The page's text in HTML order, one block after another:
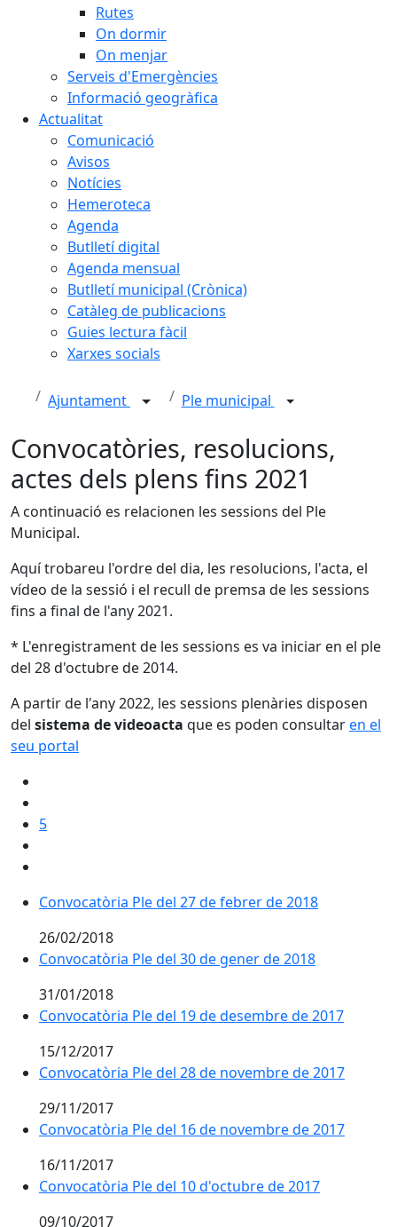
Rutes
On dormir
On menjar
Serveis d'Emergències
Informació geogràfica
Actualitat
Comunicació
Avisos
Notícies
Hemeroteca
Agenda
Butlletí digital
Agenda mensual
Butlletí municipal (Crònica)
Catàleg de publicacions
Guies lectura fàcil
Xarxes socials
Ajuntament Ple municipal
Convocatòries, resolucions,
actes dels plens fins 2021
A continuació es relacionen les sessions del Ple
Municipal.
Aquí trobareu l'ordre del dia, les resolucions, l'acta, el
vídeo de la sessió i el recull de premsa de les sessions
fins a final de l'any 2021.
* L'enregistrament de les sessions es va iniciar en el ple
del 28 d'octubre de 2014.
A partir de l'any 2022, les sessions plenàries disposen
del sistema de videoacta que es poden consultaren el
seu portal
5
Convocatòria Ple del 27 de febrer de 2018
26/02/2018
Convocatòria Ple del 30 de gener de 2018
31/01/2018
Convocatòria Ple del 19 de desembre de 2017
15/12/2017
Convocatòria Ple del 28 de novembre de 2017
29/11/2017
Convocatòria Ple del 16 de novembre de 2017
16/11/2017
Convocatòria Ple del 10 d'octubre de 2017
09/10/2017